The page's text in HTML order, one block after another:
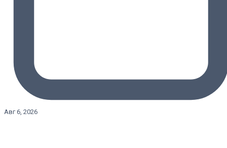
Авг 6, 2026